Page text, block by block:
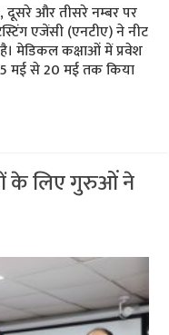
दूसरे और तीसरे नम्‍बर पर
एजेंसी (एनटीए) ने नीट
है। मेडिकल कक्षाओं में प्रवेश
मई से 20 मई तक किया
के लिए गुरुओं ने